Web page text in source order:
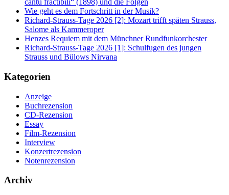
cantu fractibili“ (1898) und die Folgen
Wie geht es dem Fortschritt in der Musik?
Richard-Strauss-Tage 2026 [2]: Mozart trifft späten Strauss,
Salome als Kammeroper
Henzes Requiem mit dem Münchner Rundfunkorchester
Richard-Strauss-Tage 2026 [1]: Schulfugen des jungen
Strauss und Bülows Nirvana
Kategorien
Anzeige
Buchrezension
CD-Rezension
Essay
Film-Rezension
Interview
Konzertrezension
Notenrezension
Archiv